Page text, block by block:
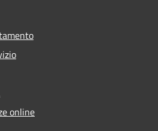
online